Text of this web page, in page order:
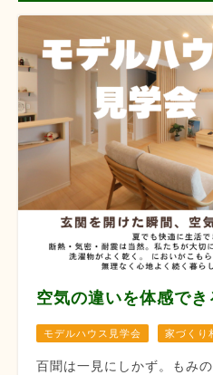
モデルハウス見学会 家づくり
百聞は一見にしかず。もみ